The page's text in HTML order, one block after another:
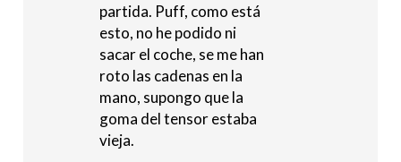
partida. Puff, como está
esto, no he podido ni
sacar el coche, se me han
roto las cadenas en la
mano, supongo que la
goma del tensor estaba
vieja.